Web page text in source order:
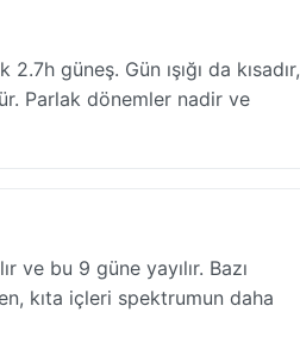
güneş. Gün ışığı da kısadır,
Parlak dönemler nadir ve
ve bu 9 güne yayılır. Bazı
kıta içleri spektrumun daha